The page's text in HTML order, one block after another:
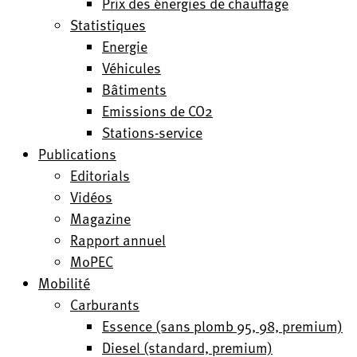
Statistiques
Energie
Véhicules
Bâtiments
Emissions de CO2
Stations-service
Publications
Editorials
Vidéos
Magazine
Rapport annuel
MoPEC
Mobilité
Carburants
Essence (sans plomb 95, 98, premium)
Diesel (standard, premium)